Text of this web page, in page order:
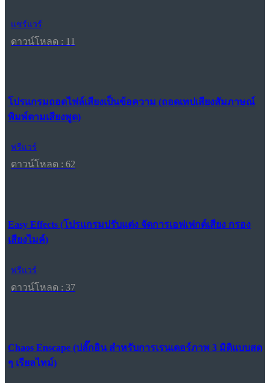
แชร์แวร์
ดาวน์โหลด : 11
โปรแกรมถอดไฟล์เสียงเป็นข้อความ (ถอดเทปเสียงสัมภาษณ์
พิมพ์ตามเสียงพูด)
ฟรีแวร์
ดาวน์โหลด : 62
Easy Effects (โปรแกรมปรับแต่ง จัดการเอฟเฟกต์เสียง กรอง
เสียงไมค์)
ฟรีแวร์
ดาวน์โหลด : 37
Chaos Enscape (ปลั๊กอิน สำหรับการเรนเดอร์ภาพ 3 มิติแบบสด
ๆ เรียลไทม์)